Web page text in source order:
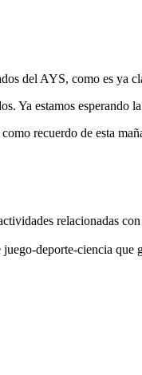
del AYS, como es ya
Ya estamos esperando
recuerdo de esta
relacionadas
deporte-ciencia que